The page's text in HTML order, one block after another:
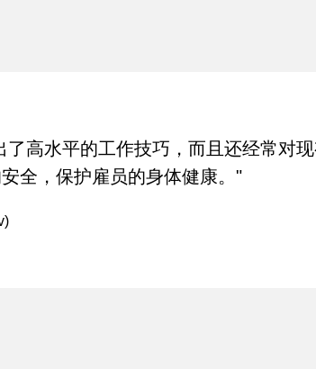
高水平的工作技巧，而且还经常对
全，保护雇员的身体健康。"